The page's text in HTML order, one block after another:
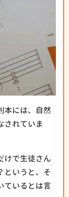
本には、自然
されていま
けで生徒さん
というと、そ
ているとは言